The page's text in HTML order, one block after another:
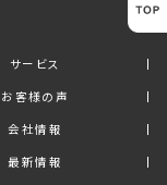
サービス
お客様の声
会社情報
最新情報